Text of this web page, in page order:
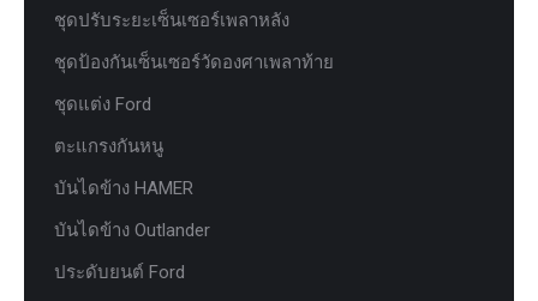
ชุดปรับระยะเซ็นเซอร์เพลาหลัง
ชุดป้องกันเซ็นเซอร์วัดองศาเพลาท้าย
ชุดแต่ง Ford
ตะแกรงกันหนู
บันไดข้าง HAMER
บันไดข้าง Outlander
ประดับยนต์ Ford